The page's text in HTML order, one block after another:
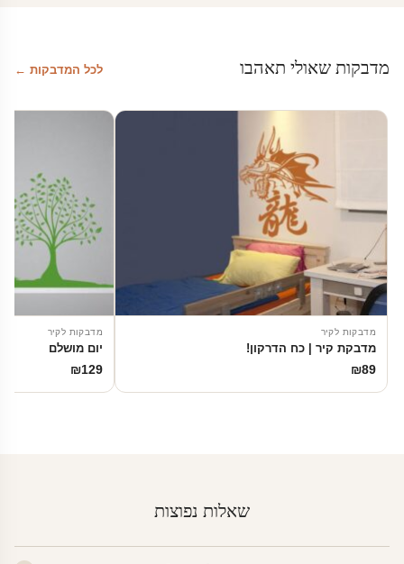
מדבקות שאולי תאהבו לכל המדבקות ←
מדבקות לקיר
מדבקת קיר | כח הדרקון!
₪89
מדבקות לקיר
יום מושלם
₪129
שאלות נפוצות